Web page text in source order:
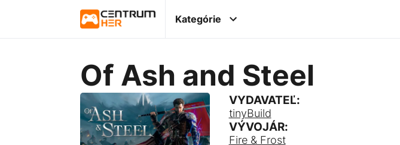
Kategórie
Of Ash and Steel
VYDAVATEĽ:
tinyBuild
VÝVOJÁR:
Fire & Frost